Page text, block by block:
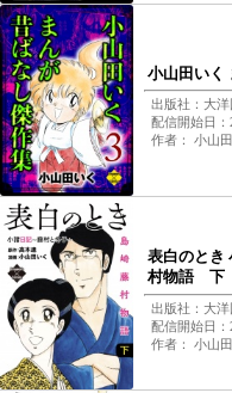
小山田いく
出版社：大
配信開始日
作者： 小山田
表白のとき
村物語 下
出版社：大
配信開始日
作者： 小山